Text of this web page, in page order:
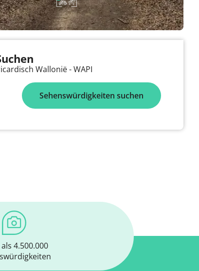
Wallonië - WAPI
Sehenswürdigkeiten suchen
4.500.000